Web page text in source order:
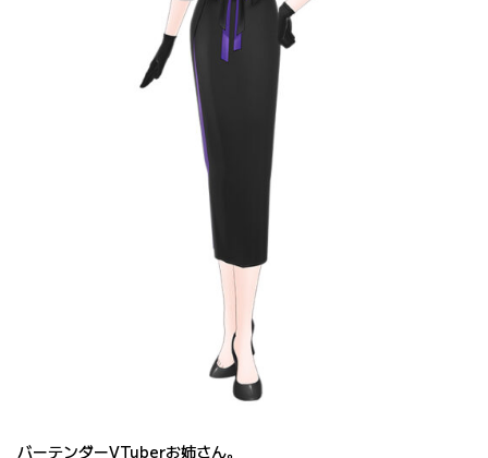
バーテンダーVTuberお姉さん。